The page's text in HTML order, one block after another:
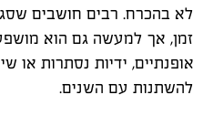
לא בהכרח. רבים חושבים
זמן, אך למעשה גם הוא
אופנתיים, ידיות נסתרות או
להשתנות עם השנים.